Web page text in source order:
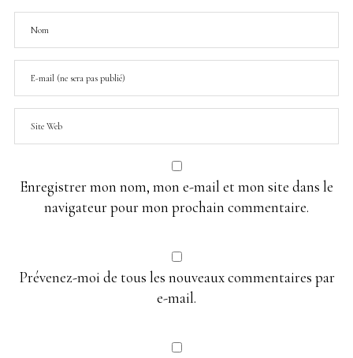
Enregistrer mon nom, mon e-mail et mon site dans le
navigateur pour mon prochain commentaire.
Prévenez-moi de tous les nouveaux commentaires par
e-mail.